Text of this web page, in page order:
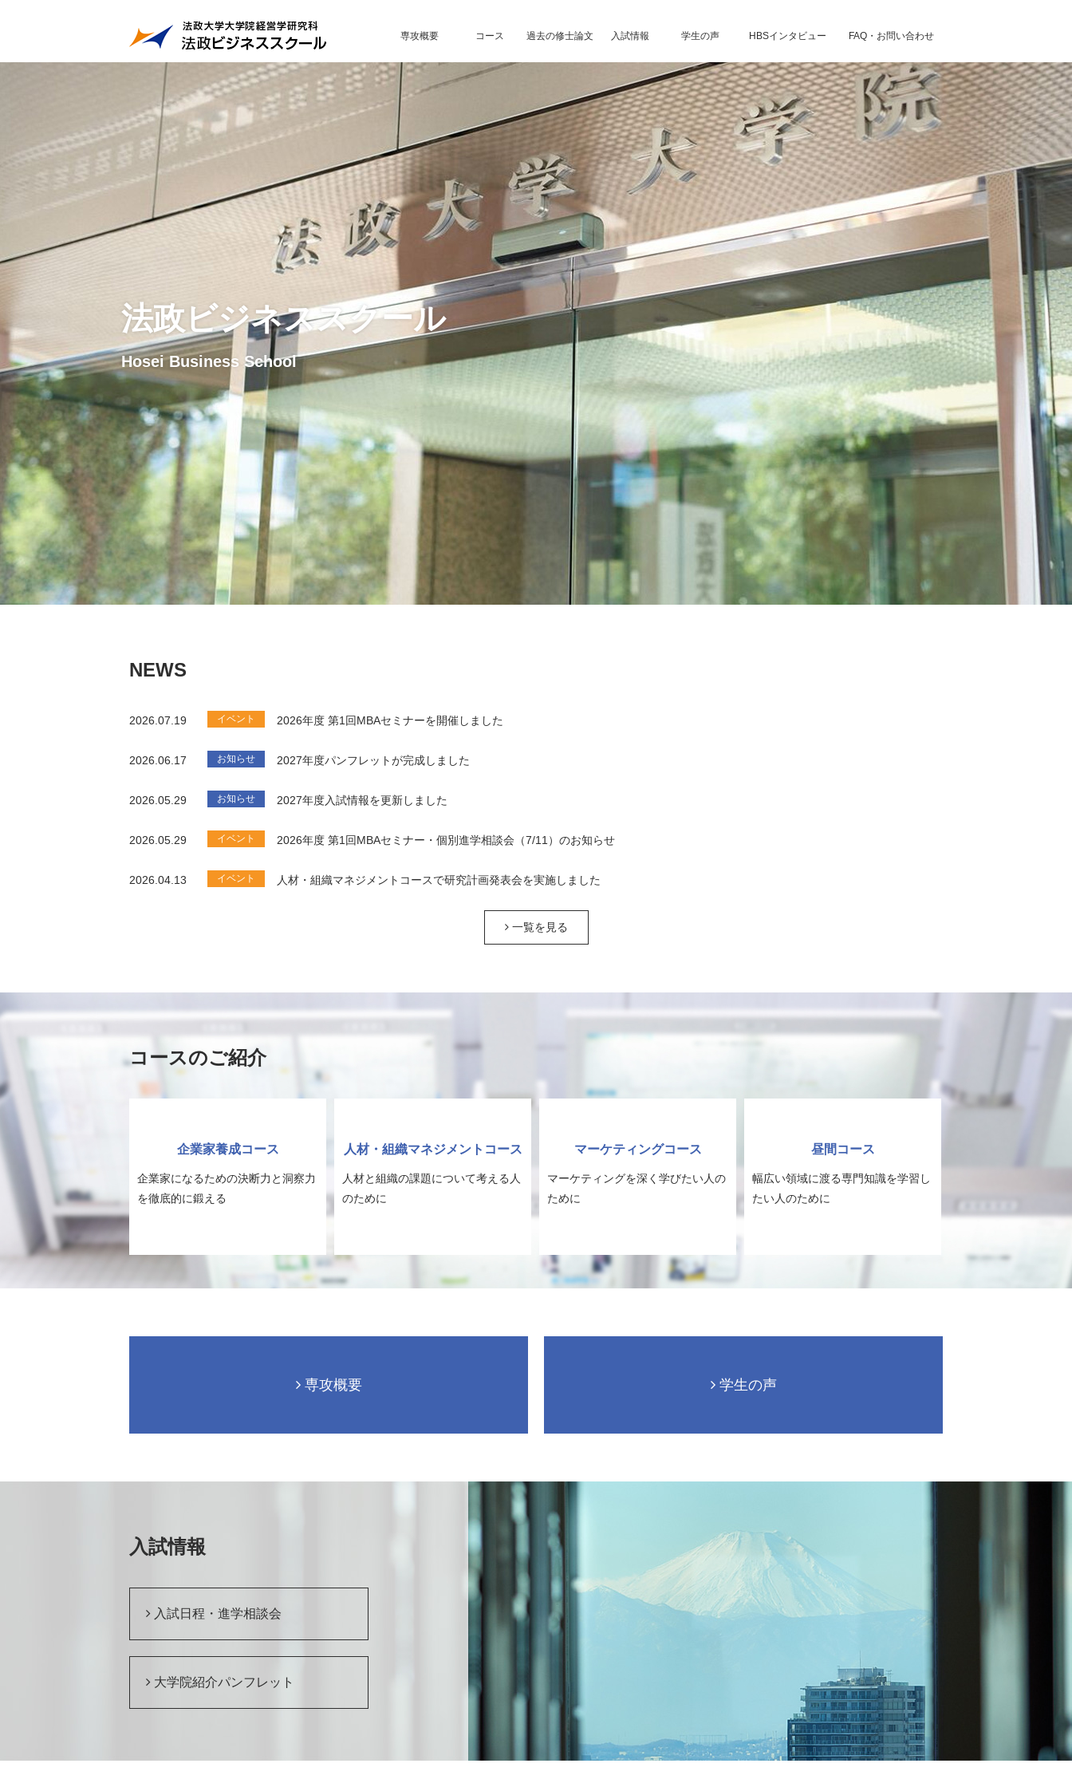
専攻概要 コース 過去の修士論文 入試情報 学生の声 HBSインタビュー FAQ・お問い合わせ
法政ビジネススクール
Hosei Business School
NEWS
2026.07.19 イベント 2026年度 第1回MBAセミナーを開催しました
2026.06.17 お知らせ 2027年度パンフレットが完成しました
2026.05.29 お知らせ 2027年度入試情報を更新しました
2026.05.29 イベント 2026年度 第1回MBAセミナー・個別進学相談会（7/11）のお知らせ
2026.04.13 イベント 人材・組織マネジメントコースで研究計画発表会を実施しました
一覧を見る
コースのご紹介
企業家養成コース
企業家になるための決断力と洞察力
を徹底的に鍛える
人材・組織マネジメントコース
人材と組織の課題について考える人
のために
マーケティングコース
マーケティングを深く学びたい人の
ために
昼間コース
幅広い領域に渡る専門知識を学習し
たい人のために
専攻概要 学生の声
入試情報
入試日程・進学相談会
大学院紹介パンフレット